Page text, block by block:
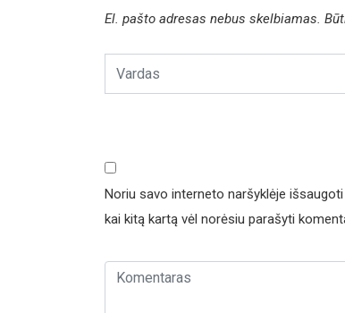
El. pašto adresas nebus skelbiamas.
Noriu savo interneto naršyklėje
kai kitą kartą vėl norėsiu parašyti